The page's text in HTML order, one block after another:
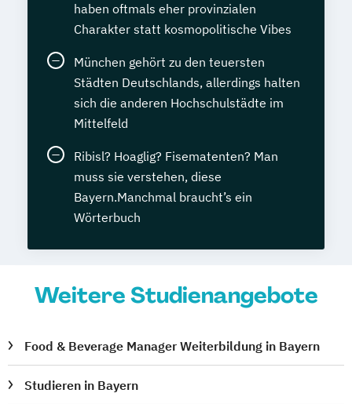
haben oftmals eher provinzialen
Charakter statt kosmopolitische Vibes
München gehört zu den teuersten
Städten Deutschlands, allerdings halten
sich die anderen Hochschulstädte im
Mittelfeld
Ribisl? Hoaglig? Fisematenten? Man
muss sie verstehen, diese
Bayern.Manchmal braucht’s ein
Wörterbuch
Weitere Studienangebote
Food & Beverage Manager Weiterbildung in Bayern
Studieren in Bayern